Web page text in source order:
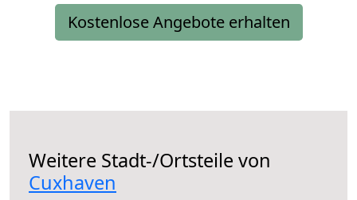
Kostenlose Angebote erhalten
Weitere Stadt-/Ortsteile von
Cuxhaven